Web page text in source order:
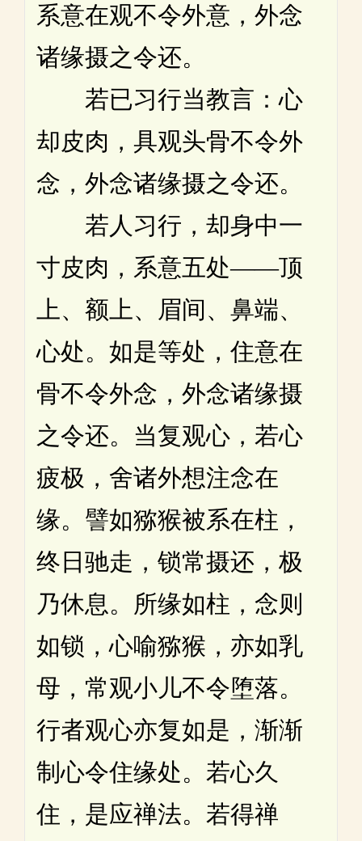
系意在观不令外意，外念
诸缘摄之令还。
若已习行当教言：心
却皮肉，具观头骨不令外
念，外念诸缘摄之令还。
若人习行，却身中一
寸皮肉，系意五处——顶
上、额上、眉间、鼻端、
心处。如是等处，住意在
骨不令外念，外念诸缘摄
之令还。当复观心，若心
疲极，舍诸外想注念在
缘。譬如猕猴被系在柱，
终日驰走，锁常摄还，极
乃休息。所缘如柱，念则
如锁，心喻猕猴，亦如乳
母，常观小儿不令堕落。
行者观心亦复如是，渐渐
制心令住缘处。若心久
住，是应禅法。若得禅